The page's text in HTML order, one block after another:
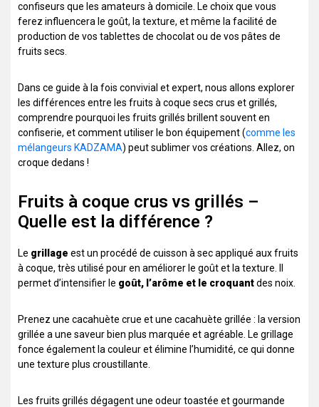
confiseurs que les amateurs à domicile. Le choix que vous
ferez influencera le goût, la texture, et même la facilité de
production de vos tablettes de chocolat ou de vos pâtes de
fruits secs.
Dans ce guide à la fois convivial et expert, nous allons explorer
les différences entre les fruits à coque secs crus et grillés,
comprendre pourquoi les fruits grillés brillent souvent en
confiserie, et comment utiliser le bon équipement (comme les
mélangeurs KADZAMA) peut sublimer vos créations. Allez, on
croque dedans !
Fruits à coque crus vs grillés –
Quelle est la différence ?
Le grillage est un procédé de cuisson à sec appliqué aux fruits
à coque, très utilisé pour en améliorer le goût et la texture. Il
permet d’intensifier le goût, l’arôme et le croquantdes noix.
Prenez une cacahuète crue et une cacahuète grillée : la version
grillée a une saveur bien plus marquée et agréable. Le grillage
fonce également la couleur et élimine l’humidité, ce qui donne
une texture plus croustillante.
Les fruits grillés dégagent une odeur toastée et gourmande